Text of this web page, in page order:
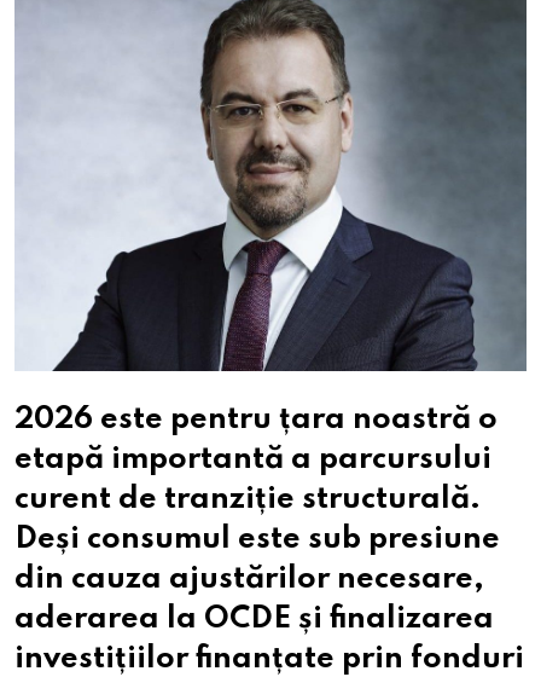
2026 este pentru țara noastră o
etapă importantă a parcursului
curent de tranziție structurală.
Deși consumul este sub presiune
din cauza ajustărilor necesare,
aderarea la OCDE și finalizarea
investițiilor finanțate prin fonduri